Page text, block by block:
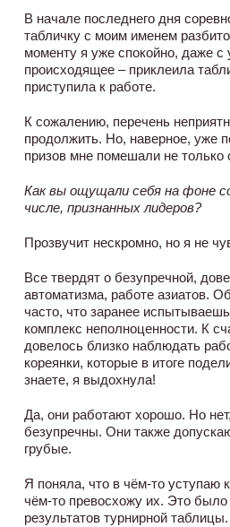
В начале последнего дня
табличку с моим именем
моменту я уже спокойно, даже
происходящее – приклеила
приступила к работе.
К сожалению, перечень
продолжить. Но, наверное, уже
призов мне помешали не только
Как вы ощущали себя на фоне
числе, признанных лидеров?
Прозвучит нескромно, но я не
Все твердят о безупречной,
автоматизма, работе азиатов.
часто, что заранее
комплекс неполноценности. К
довелось близко наблюдать
кореянки, которые в итоге
знаете, я выдохнула!
Да, они работают хорошо. Но
безупречны. Они также
грубые.
Я поняла, что в чём-то уступаю
чём-то превосхожу их. Это
результатов турнирной таблицы.